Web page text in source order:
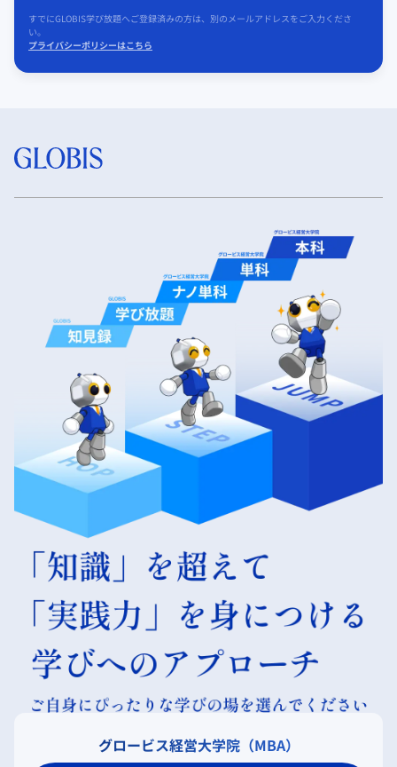
すでにGLOBIS学び放題へご登録済みの方は、別のメールアドレスをご入力くださ
い。
プライバシーポリシーはこちら
グロービス経営大学院（MBA）